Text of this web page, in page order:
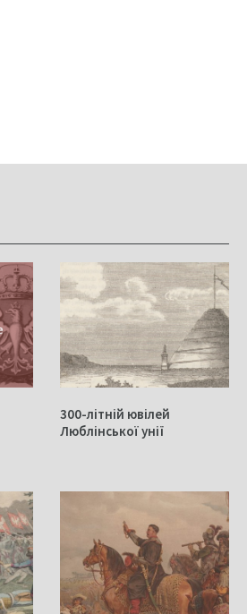
300-літній ювілей
Люблінської унії